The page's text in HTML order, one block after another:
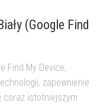
(Google Find
Find My Device,
zapewnienie
coraz istotniejszym